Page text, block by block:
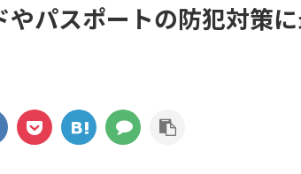
パスポートの防犯対策